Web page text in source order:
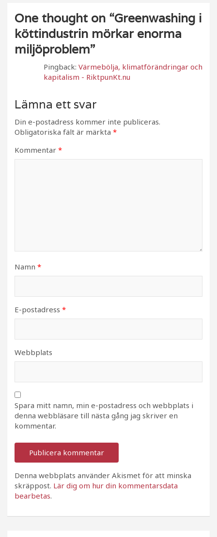
One thought on “Greenwashing i
köttindustrin mörkar enorma
miljöproblem”
Pingback: Värmebölja, klimatförändringar och
kapitalism - RiktpunKt.nu
Lämna ett svar
Din e-postadress kommer inte publiceras.
Obligatoriska fält är märkta *
Kommentar *
Namn *
E-postadress *
Webbplats
Spara mitt namn, min e-postadress och webbplats i
denna webbläsare till nästa gång jag skriver en
kommentar.
Denna webbplats använder Akismet för att minska
skräppost. Lär dig om hur din kommentarsdata
bearbetas.